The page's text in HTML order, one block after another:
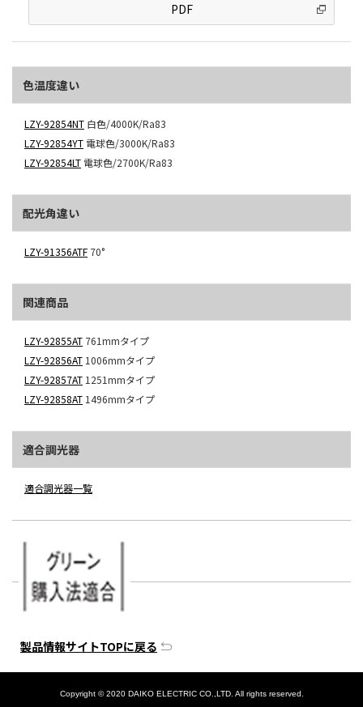
PDF
色温度違い
LZY-92854NT 白色/4000K/Ra83
LZY-92854YT 電球色/3000K/Ra83
LZY-92854LT 電球色/2700K/Ra83
配光角違い
LZY-91356ATF 70°
関連商品
LZY-92855AT 761mmタイプ
LZY-92856AT 1006mmタイプ
LZY-92857AT 1251mmタイプ
LZY-92858AT 1496mmタイプ
適合調光器
適合調光器一覧
製品情報サイトTOPに戻る
Copyright © 2020 DAIKO ELECTRIC CO.,LTD. All rights reserved.